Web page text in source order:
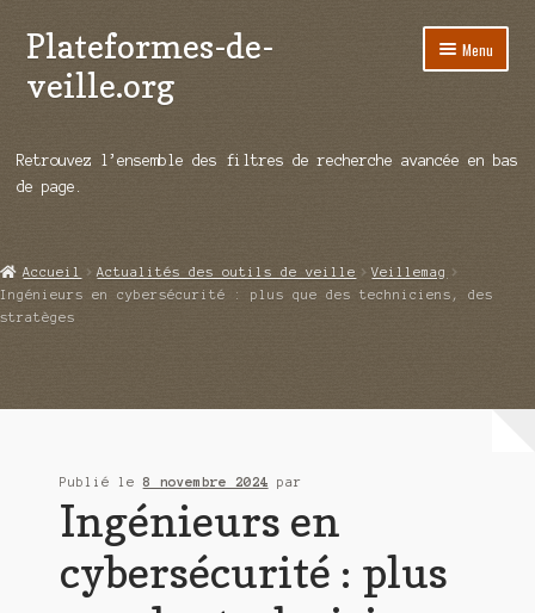
Aller
à
la
Aller
au
contenu
Plateformes-de-
veille.org
Menu
Répertoire d’ouitils
Démos vidéos
Ouvrir
Qui sommes-nous ?
Retrouvez l’ensemble des filtres de recherche avancée en bas
de page.
Accueil Actualités des outils de veille
Veillemag
Ingénieurs en cybersécurité : plus que des techniciens, des
stratèges
Publié le 8 novembre 2024 par
Ingénieurs en
cybersécurité : plus